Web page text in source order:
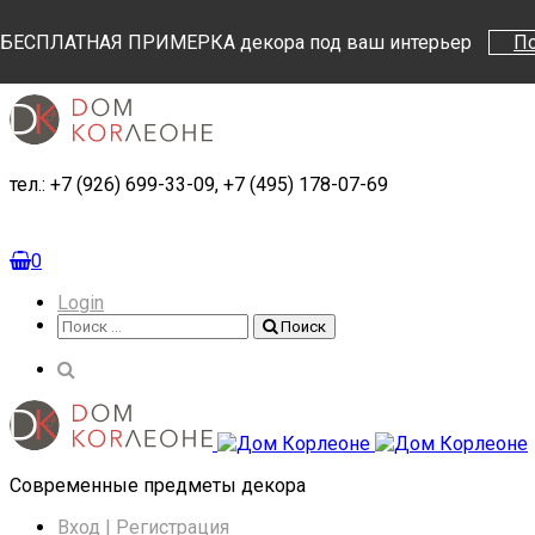
БЕСПЛАТНАЯ ПРИМЕРКА декора под ваш интерьер
тел.: +7 (926) 699-33-09, +7 (495) 178-07-69
0
Login
Поиск
Поиск
Cовременные предметы декора
Вход | Регистрация